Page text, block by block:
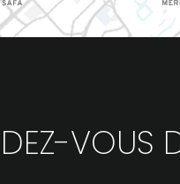
VOUS